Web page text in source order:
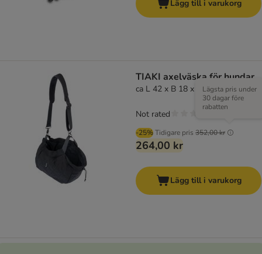
Lägg till i varukorg
TIAKI axelväska för hundar
ca L 42 x B 18 x H 25 cm
-25%Tidigare pris 352,00 kr
Lägsta pris under
30 dagar före
rabatten
264,00 kr
Not rated
Lägg till i varukorg